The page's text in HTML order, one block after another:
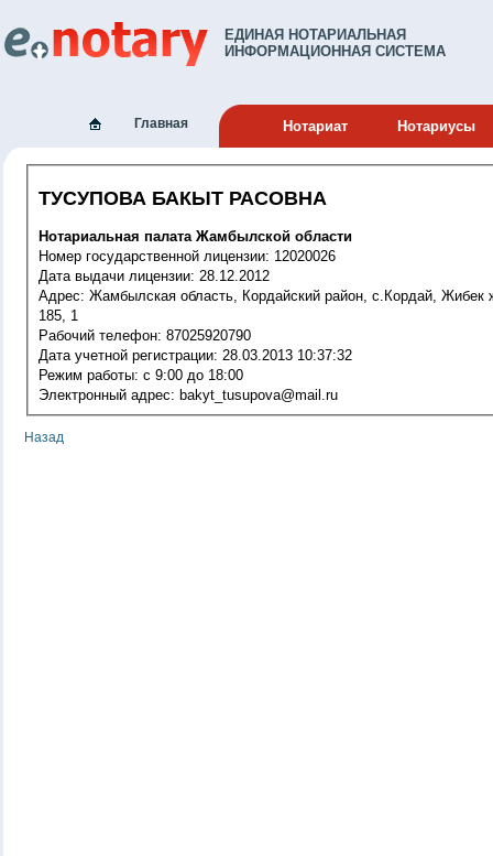
ЕДИНАЯ НОТАРИАЛЬНАЯ
ИНФОРМАЦИОННАЯ СИСТЕМА
Главная Нотариат Нотариусы
ТУСУПОВА БАКЫТ РАСОВНА
Нотариальная палата Жамбылской области
Номер государственной лицензии: 12020026
Дата выдачи лицензии: 28.12.2012
Адрес: Жамбылская область, Кордайский район, с.Кордай, Жибек жолы ,
185, 1
Рабочий телефон: 87025920790
Дата учетной регистрации: 28.03.2013 10:37:32
Режим работы: с 9:00 до 18:00
Электронный адрес: bakyt_tusupova@mail.ru
Назад